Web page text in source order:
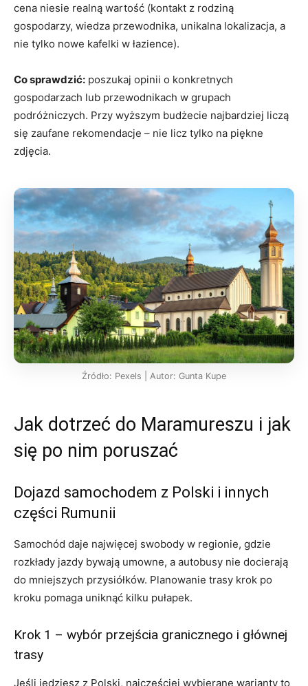
cena niesie realną wartość (kontakt z rodziną
gospodarzy, wiedza przewodnika, unikalna lokalizacja, a
nie tylko nowe kafelki w łazience).
Co sprawdzić: poszukaj opinii o konkretnych
gospodarzach lub przewodnikach w grupach
podróżniczych. Przy wyższym budżecie najbardziej liczą
się zaufane rekomendacje – nie licz tylko na piękne
zdjęcia.
Źródło: Pexels | Autor: Gunta Kupe
Jak dotrzeć do Maramureszu i jak
się po nim poruszać
Dojazd samochodem z Polski i innych
części Rumunii
Samochód daje najwięcej swobody w regionie, gdzie
rozkłady jazdy bywają umowne, a autobusy nie docierają
do mniejszych przysiółków. Planowanie trasy krok po
kroku pomaga uniknąć kilku pułapek.
Krok 1 – wybór przejścia granicznego i głównej
trasy
Jeśli jedziesz z Polski, najczęściej wybierane warianty to